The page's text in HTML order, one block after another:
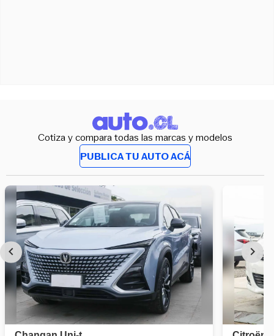
Cotiza y compara todas las marcas y modelos
PUBLICA TU AUTO ACÁ